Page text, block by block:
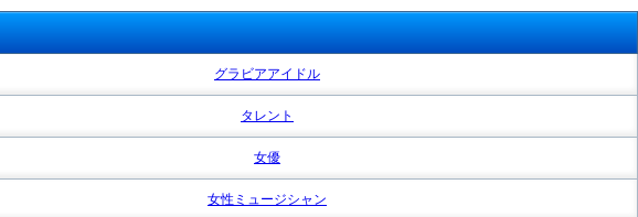
グラビアアイドル
タレント
女優
女性ミュージシャン